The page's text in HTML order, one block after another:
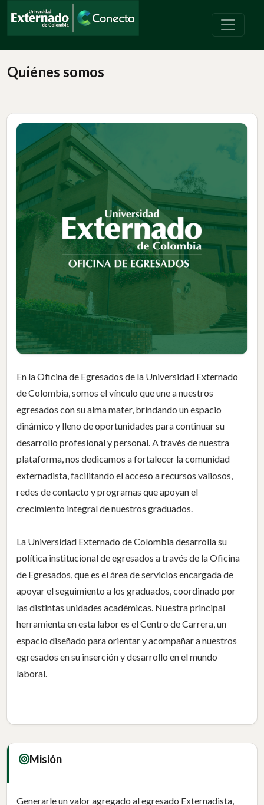
Quiénes somos
En la Oficina de Egresados de la Universidad Externado
de Colombia, somos el vínculo que une a nuestros
egresados con su alma mater, brindando un espacio
dinámico y lleno de oportunidades para continuar su
desarrollo profesional y personal. A través de nuestra
plataforma, nos dedicamos a fortalecer la comunidad
externadista, facilitando el acceso a recursos valiosos,
redes de contacto y programas que apoyan el
crecimiento integral de nuestros graduados.
La Universidad Externado de Colombia desarrolla su
política institucional de egresados a través de la Oficina
de Egresados, que es el área de servicios encargada de
apoyar el seguimiento a los graduados, coordinado por
las distintas unidades académicas. Nuestra principal
herramienta en esta labor es el Centro de Carrera, un
espacio diseñado para orientar y acompañar a nuestros
egresados en su inserción y desarrollo en el mundo
laboral.
Misión
Generarle un valor agregado al egresado Externadista,